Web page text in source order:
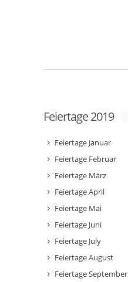
Feiertage 2019
Feiertage Januar
Feiertage Februar
Feiertage März
Feiertage April
Feiertage Mai
Feiertage Juni
Feiertage July
Feiertage August
Feiertage September